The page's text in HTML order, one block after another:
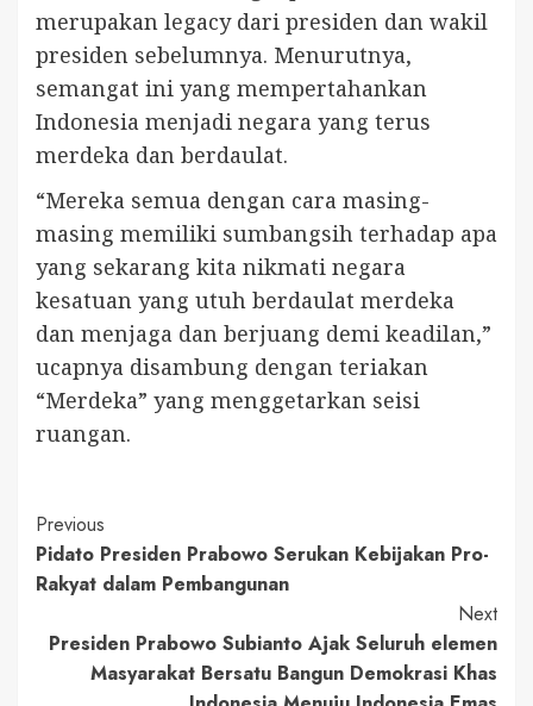
merupakan legacy dari presiden dan wakil
presiden sebelumnya. Menurutnya,
semangat ini yang mempertahankan
Indonesia menjadi negara yang terus
merdeka dan berdaulat.
“Mereka semua dengan cara masing-
masing memiliki sumbangsih terhadap apa
yang sekarang kita nikmati negara
kesatuan yang utuh berdaulat merdeka
dan menjaga dan berjuang demi keadilan,”
ucapnya disambung dengan teriakan
“Merdeka” yang menggetarkan seisi
ruangan.
Continue
Reading
Previous
Pidato Presiden Prabowo Serukan Kebijakan Pro-
Rakyat dalam Pembangunan
Next
Presiden Prabowo Subianto Ajak Seluruh elemen
Masyarakat Bersatu Bangun Demokrasi Khas